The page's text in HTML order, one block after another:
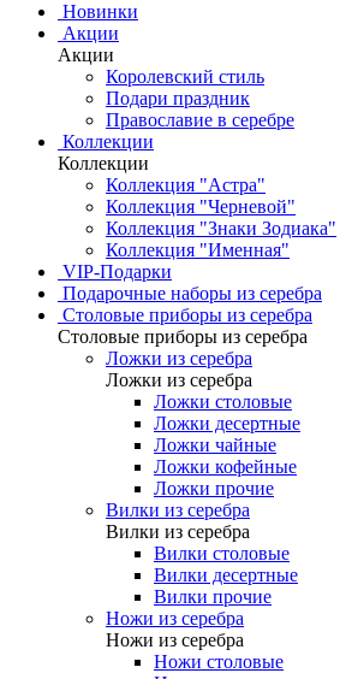
Новинки
Акции
Акции
Королевский стиль
Подари праздник
Православие в серебре
Коллекции
Коллекции
Коллекция "Астра"
Коллекция "Черневой"
Коллекция "Знаки Зодиака"
Коллекция "Именная"
VIP-Подарки
Подарочные наборы из серебра
Столовые приборы из серебра
Столовые приборы из серебра
Ложки из серебра
Ложки из серебра
Ложки столовые
Ложки десертные
Ложки чайные
Ложки кофейные
Ложки прочие
Вилки из серебра
Вилки из серебра
Вилки столовые
Вилки десертные
Вилки прочие
Ножи из серебра
Ножи из серебра
Ножи столовые